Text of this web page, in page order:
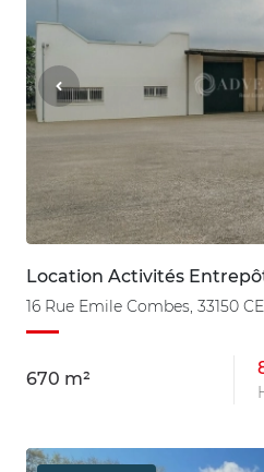
Location Activités
16 Rue Emile Combes, 33150
670 m²